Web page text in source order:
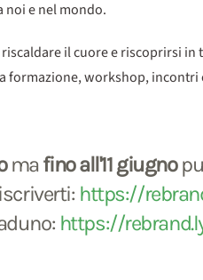
noi e nel mondo.
il cuore e riscoprirsi
workshop,
mafino all'11 giugno
https://
https://